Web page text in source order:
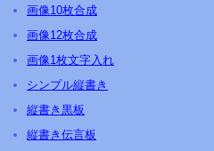
画像10枚合成
画像12枚合成
画像1枚文字入れ
シンプル縦書き
縦書き黒板
縦書き伝言板